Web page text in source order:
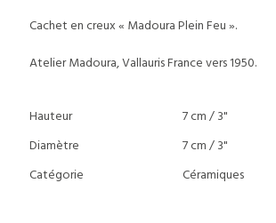
Cachet en creux « Madoura Plein Feu ».
Atelier Madoura, Vallauris France vers 1950.
Hauteur
7 cm / 3"
Diamètre
7 cm / 3"
Catégorie
Céramiques